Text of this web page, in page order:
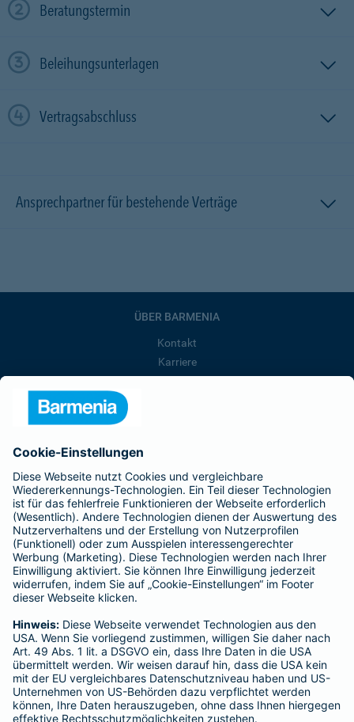
Beratungstermin
Beleihungsunterlagen
Vertragsabschluss
Ansprechpartner für bestehende Verträge
ÜBER BARMENIA
Kontakt
Karriere
Barmenia ist Teil der BarmeniaGothaer
BELIEBTE SEITEN
Kranken-Zusatzversicherung
Tierversicherungen
Haftpflichtversicherung
Hausratversicherung
Adresse ändern
Schaden melden
Kilometerstandsmeldung
Serviceübersicht